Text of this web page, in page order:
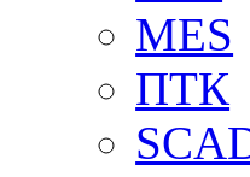
MES
ПТК